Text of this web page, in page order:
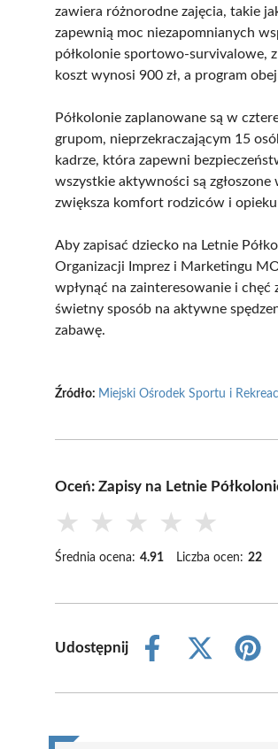
zawiera różnorodne zajęcia, takie
zapewnią moc niezapomnianych
półkolonie sportowo-survivalowe,
koszt wynosi 900 zł, a program
Półkolonie zaplanowane są w
grupom, nieprzekraczającym 15
kadrze, która zapewni
wszystkie aktywności są
zwiększa komfort rodziców i
Aby zapisać dziecko na Letnie
Organizacji Imprez i Marketingu
wpłynąć na zainteresowanie i
świetny sposób na aktywne
zabawę.
Źródło: Miejski Ośrodek Sportu i
Oceń: Zapisy na Letnie
★ ★ ★ ★ ★
Średnia ocena: 4.91 Liczba ocen: 22
Udostępnij
Share
Share
(Twitter)
Share